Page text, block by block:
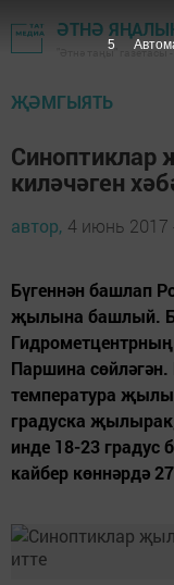
ӘТНӘ
"Әтнә таңы"
ҖӘМГЫЯТЬ
киләчәген
автор, 4 июнь 2017
Бүгеннән башлап
җылына башлый. Бу
Паршина сөйләгән.
температура
градуска
инде 18-23 градус
кайбер көннәрдә
4